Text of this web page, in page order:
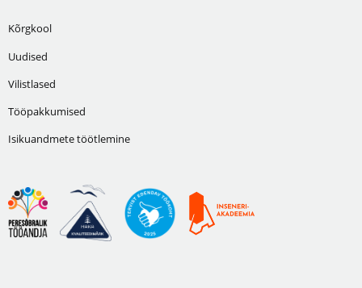
Kõrgkool
Uudised
Vilistlased
Tööpakkumised
Isikuandmete töötlemine